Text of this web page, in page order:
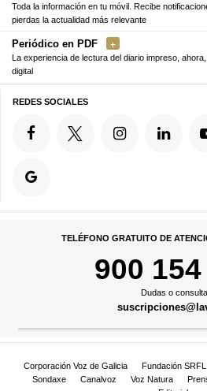
Toda la información en tu móvil. Recibe
pierdas la actualidad más relevante
Periódico en PDF
La experiencia de lectura del diario impreso,
digital
REDES SOCIALES
TELÉFONO GRATUITO DE
900
Dudas o
Corporación Voz de Galicia Fundación SRFL
Sondaxe
Canalvoz Voz Natura